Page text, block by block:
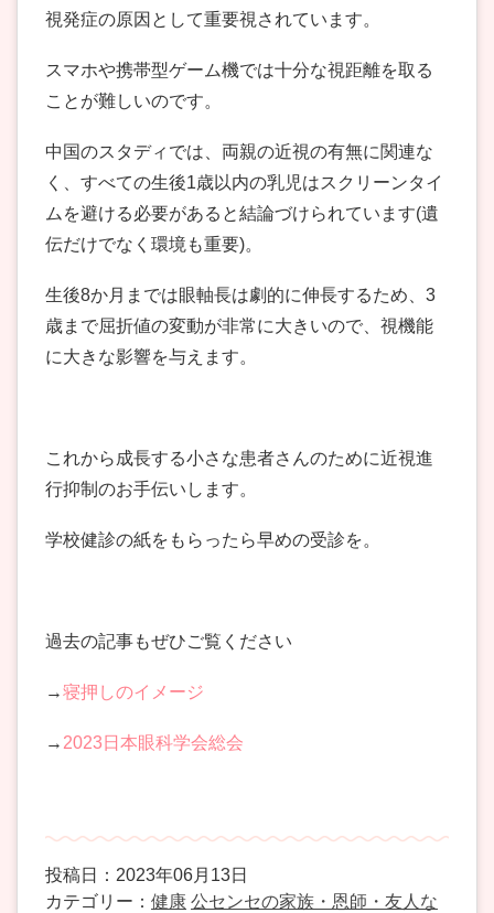
視発症の原因として重要視されています。
スマホや携帯型ゲーム機では十分な視距離を取る
ことが難しいのです。
中国のスタディでは、両親の近視の有無に関連な
く、すべての生後1歳以内の乳児はスクリーンタイ
ムを避ける必要があると結論づけられています(遺
伝だけでなく環境も重要)。
生後8か月までは眼軸長は劇的に伸長するため、3
歳まで屈折値の変動が非常に大きいので、視機能
に大きな影響を与えます。
これから成長する小さな患者さんのために近視進
行抑制のお手伝いします。
学校健診の紙をもらったら早めの受診を。
過去の記事もぜひご覧ください
→寝押しのイメージ
→ 2023日本眼科学会総会
投稿日：2023年06月13日
カテゴリー： 健康 公センセの家族・恩師・友人な